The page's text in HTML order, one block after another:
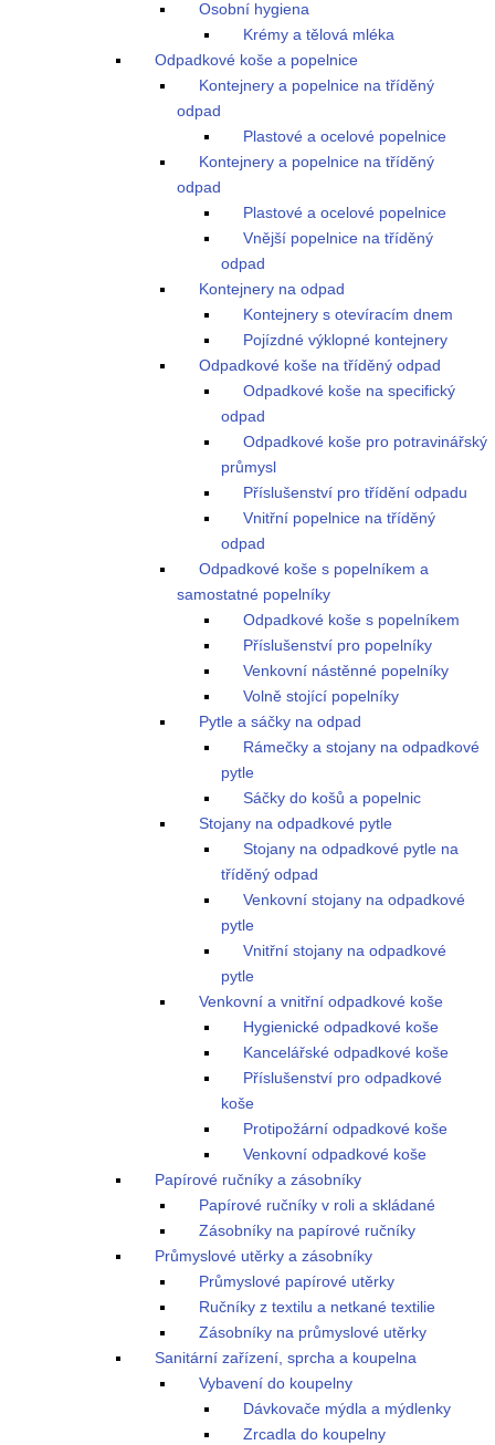
Osobní hygiena
Krémy a tělová mléka
Odpadkové koše a popelnice
Kontejnery a popelnice na tříděný
odpad
Plastové a ocelové popelnice
Kontejnery a popelnice na tříděný
odpad
Plastové a ocelové popelnice
Vnější popelnice na tříděný
odpad
Kontejnery na odpad
Kontejnery s otevíracím dnem
Pojízdné výklopné kontejnery
Odpadkové koše na tříděný odpad
Odpadkové koše na specifický
odpad
Odpadkové koše pro potravinářský
průmysl
Příslušenství pro třídění odpadu
Vnitřní popelnice na tříděný
odpad
Odpadkové koše s popelníkem a
samostatné popelníky
Odpadkové koše s popelníkem
Příslušenství pro popelníky
Venkovní nástěnné popelníky
Volně stojící popelníky
Pytle a sáčky na odpad
Rámečky a stojany na odpadkové
pytle
Sáčky do košů a popelnic
Stojany na odpadkové pytle
Stojany na odpadkové pytle na
tříděný odpad
Venkovní stojany na odpadkové
pytle
Vnitřní stojany na odpadkové
pytle
Venkovní a vnitřní odpadkové koše
Hygienické odpadkové koše
Kancelářské odpadkové koše
Příslušenství pro odpadkové
koše
Protipožární odpadkové koše
Venkovní odpadkové koše
Papírové ručníky a zásobníky
Papírové ručníky v roli a skládané
Zásobníky na papírové ručníky
Průmyslové utěrky a zásobníky
Průmyslové papírové utěrky
Ručníky z textilu a netkané textilie
Zásobníky na průmyslové utěrky
Sanitární zařízení, sprcha a koupelna
Vybavení do koupelny
Dávkovače mýdla a mýdlenky
Zrcadla do koupelny